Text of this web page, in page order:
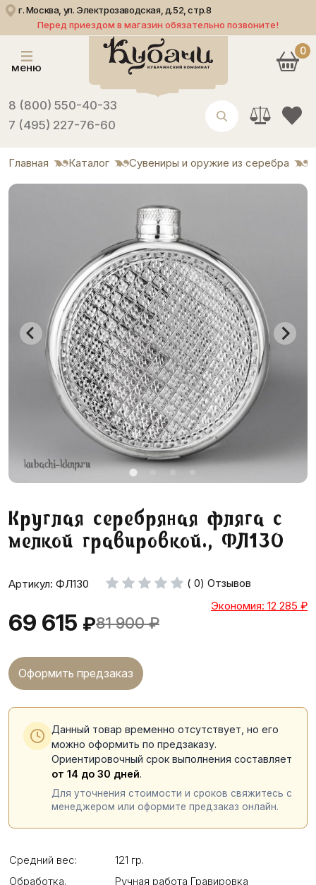
г. Москва, ул. Электрозаводская, д.52, стр.8
Перед приездом в магазин обязательно позвоните!
меню
8 (800) 550-40-33
7 (495) 227-76-60
0
Главная Каталог Сувениры и оружие из серебра
Круглая серебряная фляга с
мелкой гравировкой., ФЛ130
Артикул: ФЛ130 ( 0) Отзывов
69 615 ₽81 900 ₽
Экономия: 12 285 ₽
Оформить предзаказ
Данный товар временно отсутствует, но его
можно оформить по предзаказу.
Ориентировочный срок выполнения составляет
от 14 до 30 дней.
Для уточнения стоимости и сроков свяжитесь с
менеджером или оформите предзаказ онлайн.
Средний вес:
121 гр.
Обработка.
Ручная работа Гравировка